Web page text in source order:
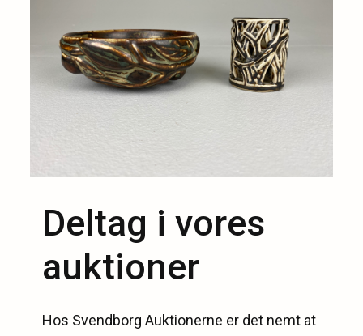
Deltag i vores
auktioner
Hos Svendborg Auktionerne er det nemt at